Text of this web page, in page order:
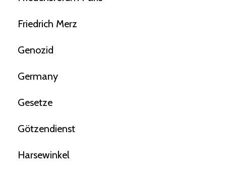
Friedrich Merz
Genozid
Germany
Gesetze
Götzendienst
Harsewinkel